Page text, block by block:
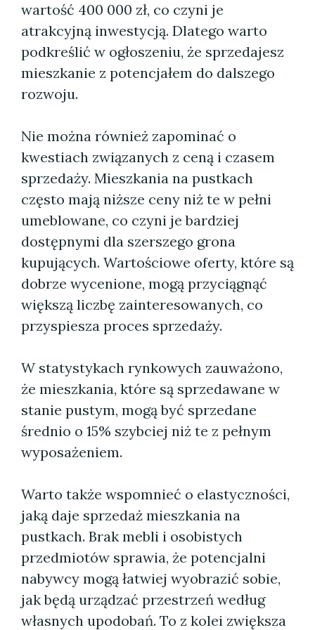
wartość 400 000 zł, co czyni je
atrakcyjną inwestycją. Dlatego warto
podkreślić w ogłoszeniu, że sprzedajesz
mieszkanie z potencjałem do dalszego
rozwoju.
Nie można również zapominać o
kwestiach związanych z ceną i czasem
sprzedaży. Mieszkania na pustkach
często mają niższe ceny niż te w pełni
umeblowane, co czyni je bardziej
dostępnymi dla szerszego grona
kupujących. Wartościowe oferty, które są
dobrze wycenione, mogą przyciągnąć
większą liczbę zainteresowanych, co
przyspiesza proces sprzedaży.
W statystykach rynkowych zauważono,
że mieszkania, które są sprzedawane w
stanie pustym, mogą być sprzedane
średnio o 15% szybciej niż te z pełnym
wyposażeniem.
Warto także wspomnieć o elastyczności,
jaką daje sprzedaż mieszkania na
pustkach. Brak mebli i osobistych
przedmiotów sprawia, że potencjalni
nabywcy mogą łatwiej wyobrazić sobie,
jak będą urządzać przestrzeń według
własnych upodobań. To z kolei zwiększa